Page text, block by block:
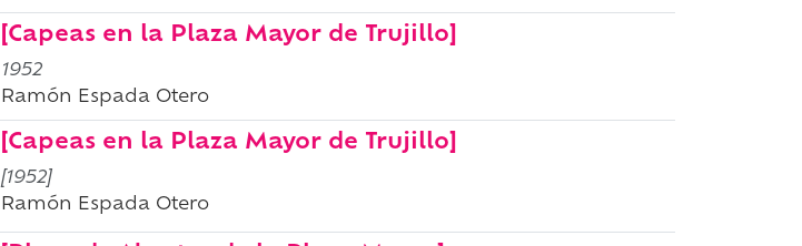
[Capeas en la Plaza Mayor de Trujillo]
1952
Ramón Espada Otero
[Capeas en la Plaza Mayor de Trujillo]
[1952]
Ramón Espada Otero